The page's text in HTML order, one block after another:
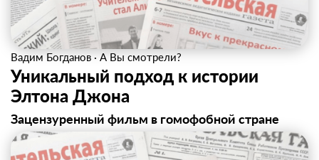
Вадим Богданов · А Вы смотрели?
Уникальный подход к истории
Элтона Джона
Зацензуренный фильм в гомофобной стране